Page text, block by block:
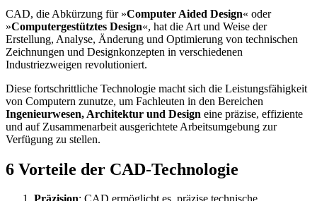
CAD, die Abkürzung für »Computer Aided Design« oder
»Computergestütztes Design«, hat die Art und Weise der
Erstellung, Analyse, Änderung und Optimierung von technischen
Zeichnungen und Designkonzepten in verschiedenen
Industriezweigen revolutioniert.
Diese fortschrittliche Technologie macht sich die Leistungsfähigkeit
von Computern zunutze, um Fachleuten in den Bereichen
Ingenieurwesen, Architektur und Design eine präzise, effiziente
und auf Zusammenarbeit ausgerichtete Arbeitsumgebung zur
Verfügung zu stellen.
6 Vorteile der CAD-Technologie